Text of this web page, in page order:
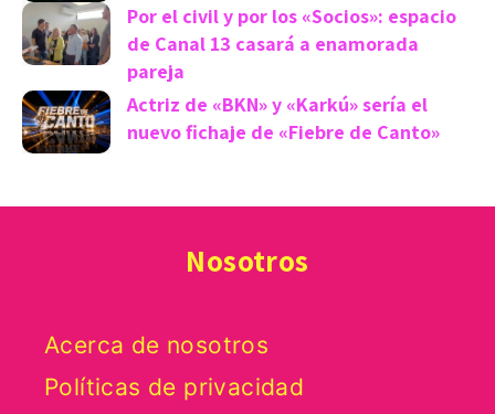
Por el civil y por los «Socios»: espacio
de Canal 13 casará a enamorada
pareja
Actriz de «BKN» y «Karkú» sería el
nuevo fichaje de «Fiebre de Canto»
Nosotros
Acerca de nosotros
Políticas de privacidad